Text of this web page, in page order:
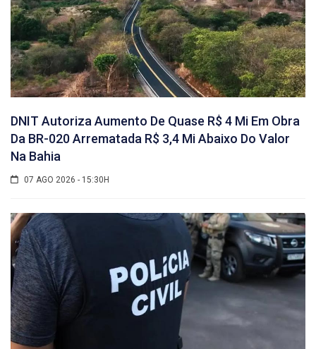
DNIT Autoriza Aumento De Quase R$ 4 Mi Em Obra
Da BR-020 Arrematada R$ 3,4 Mi Abaixo Do Valor
Na Bahia
07 AGO 2026 - 15:30H